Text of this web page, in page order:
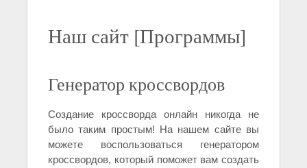
Наш сайт [Программы]
Генератор кроссвордов
Создание кроссворда онлайн никогда не
было таким простым! На нашем сайте вы
можете воспользоваться генератором
кроссвордов, который поможет вам создать